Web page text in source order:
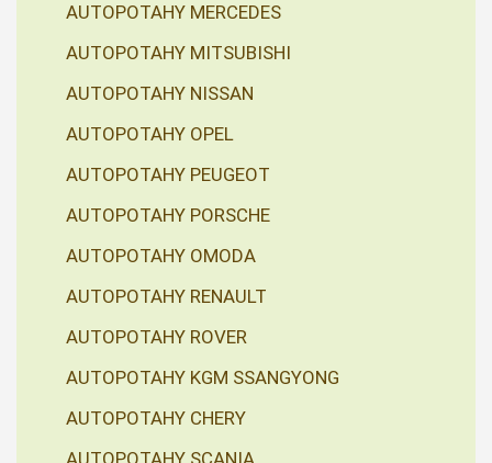
AUTOPOTAHY MERCEDES
AUTOPOTAHY MITSUBISHI
AUTOPOTAHY NISSAN
AUTOPOTAHY OPEL
AUTOPOTAHY PEUGEOT
AUTOPOTAHY PORSCHE
AUTOPOTAHY OMODA
AUTOPOTAHY RENAULT
AUTOPOTAHY ROVER
AUTOPOTAHY KGM SSANGYONG
AUTOPOTAHY CHERY